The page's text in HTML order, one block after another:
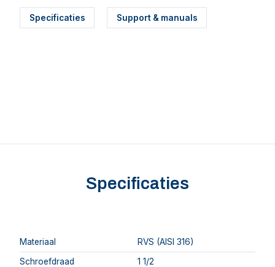
Specificaties Support & manuals
Specificaties
Materiaal
RVS (AISI 316)
Schroefdraad
1 1/2